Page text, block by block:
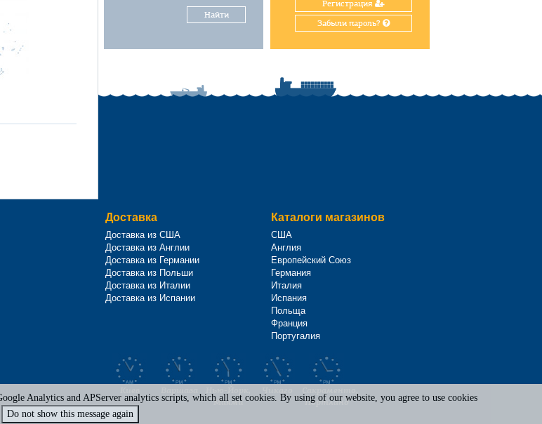
Найти
Регистрация
Забыли пароль?
Доставка
Доставка из США
Доставка из Англии
Доставка из Германии
Доставка из Польши
Доставка из Италии
Доставка из Испании
Каталоги магазинов
США
Англия
Европейский Союз
Германия
Италия
Испания
Польща
Франция
Португалия
Маями
Портланд
Analytics and APServer analytics scripts, which all set cookies. By using of our website, you agree to use cookies
Do not show this message again